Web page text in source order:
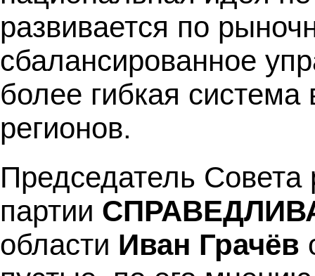
развивается по
сбалансированное
более гибкая
регионов.
Председатель Совета
партии
области Иван Грачёв